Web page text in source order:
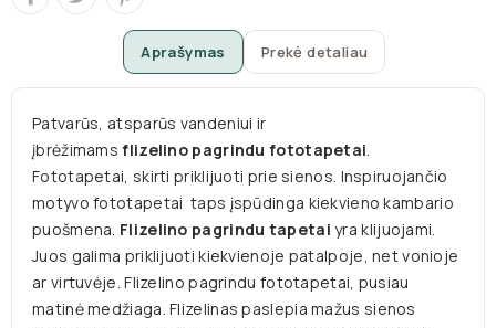
Aprašymas Prekė detaliau
Patvarūs, atsparūs vandeniui ir
įbrėžimams flizelino pagrindu fototapetai.
Fototapetai, skirti priklijuoti prie sienos. Inspiruojančio
motyvo fototapetai taps įspūdinga kiekvieno kambario
puošmena. Flizelino pagrindu tapetai yra klijuojami.
Juos galima priklijuoti kiekvienoje patalpoje, net vonioje
ar virtuvėje. Flizelino pagrindu fototapetai, pusiau
matinė medžiaga. Flizelinas paslepia mažus sienos